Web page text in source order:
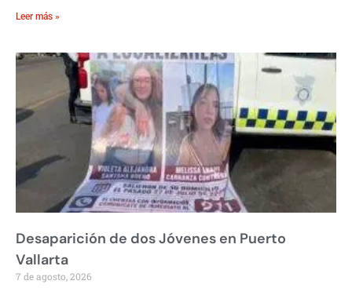
Leer más »
Desaparición de dos Jóvenes en Puerto
Vallarta
7 de agosto, 2026